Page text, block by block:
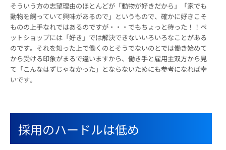
そういう方の志望理由のほとんどが「動物が好きだから」「家でも
動物を飼っていて興味があるので」というもので、確かに好きこそ
ものの上手なれではあるのですが・・・でもちょっと待った！！ペ
ットショップには「好き」では解決できないいろいろなことがある
のです。それを知った上で働くのとそうでないのとでは働き始めて
から受ける印象がまるで違いますから、働き手と雇用主双方から見
て「こんなはずじゃなかった」とならないためにも参考になれば幸
いです。
採用のハードルは低め